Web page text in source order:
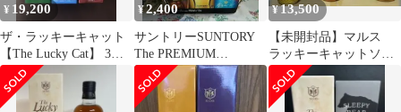
¥ 19,200
ザ・ラッキーキャット
【The Lucky Cat】 3本
セット
¥2,400
サントリーSUNTORY
The PREMIUM
MALT'S☆3種セット12
缶
¥13,500
【未開封品】マルス
ラッキーキャットソラ
／岩井ワインカスク・
トラディション／信州